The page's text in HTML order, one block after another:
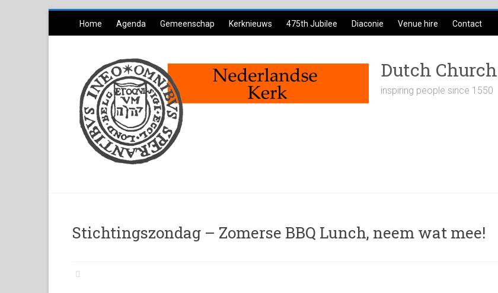
inhoud
Home Agenda Gemeenschap Kerknieuws 475th Jubilee Diaconie Venue hire Contact
Dutch Church
inspiring people since 1550
Stichtingszondag – Zomerse BBQ Lunch, neem wat mee!